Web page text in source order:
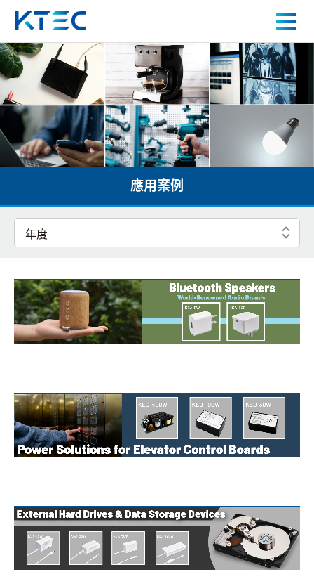
KTEC 電源產品應用案例：交換式電源與適配器成
關於我們
產品中心
應用案例
人才招募
新聞中心
聯絡我們
搜尋
應用案例